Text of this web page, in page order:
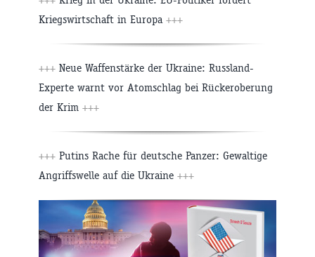
Kriegswirtschaft in Europa +++
+++ Neue Waffenstärke der Ukraine: Russland-
Experte warnt vor Atomschlag bei Rückeroberung
der Krim +++
+++ Putins Rache für deutsche Panzer: Gewaltige
Angriffswelle auf die Ukraine +++